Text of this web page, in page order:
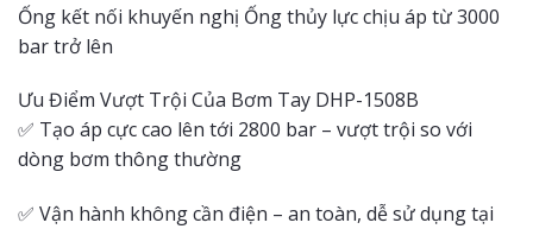
Ống kết nối khuyến nghị Ống thủy lực chịu áp từ 3000
bar trở lên
Ưu Điểm Vượt Trội Của Bơm Tay DHP-1508B
✅ Tạo áp cực cao lên tới 2800 bar – vượt trội so với
dòng bơm thông thường
✅ Vận hành không cần điện – an toàn, dễ sử dụng tại